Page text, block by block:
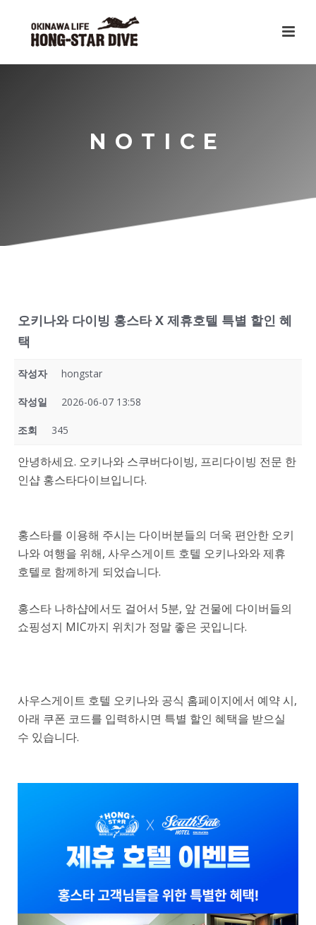
NOTICE
오키나와 다이빙 홍스타 X 제휴호텔 특별 할인 혜
택
작성자 hongstar
작성일 2026-06-07 13:58
조회 345
안녕하세요. 오키나와 스쿠버다이빙, 프리다이빙 전문 한
인샵 홍스타다이브입니다.
홍스타를 이용해 주시는 다이버분들의 더욱 편안한 오키
나와 여행을 위해, 사우스게이트 호텔 오키나와와 제휴
호텔로 함께하게 되었습니다.
홍스타 나하샵에서도 걸어서 5분, 앞 건물에 다이버들의
쇼핑성지 MIC까지 위치가 정말 좋은 곳입니다.
사우스게이트 호텔 오키나와 공식 홈페이지에서 예약 시,
아래 쿠폰 코드를 입력하시면 특별 할인 혜택을 받으실
수 있습니다.